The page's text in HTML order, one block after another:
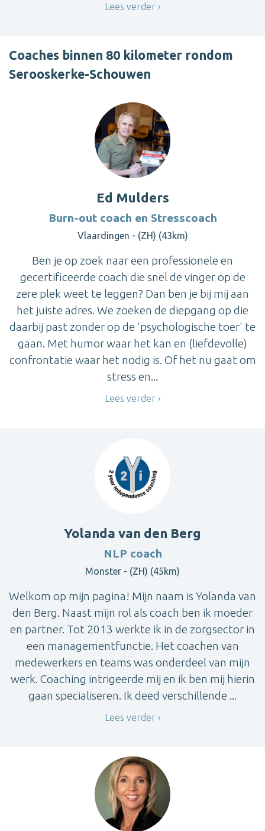
Lees verder
Coaches binnen 80 kilometer rondom
Serooskerke-Schouwen
Ed Mulders
Burn-out coach en Stresscoach
Vlaardingen - (ZH) (43km)
Ben je op zoek naar een professionele en
gecertificeerde coach die snel de vinger op de
zere plek weet te leggen? Dan ben je bij mij aan
het juiste adres. We zoeken de diepgang op die
daarbij past zonder op de 'psychologische toer' te
gaan. Met humor waar het kan en (liefdevolle)
confrontatie waar het nodig is. Of het nu gaat om
stress en...
Lees verder
Yolanda van den Berg
NLP coach
Monster - (ZH) (45km)
Welkom op mijn pagina! Mijn naam is Yolanda van
den Berg. Naast mijn rol als coach ben ik moeder
en partner. Tot 2013 werkte ik in de zorgsector in
een managementfunctie. Het coachen van
medewerkers en teams was onderdeel van mijn
werk. Coaching intrigeerde mij en ik ben mij hierin
gaan specialiseren. Ik deed verschillende ...
Lees verder